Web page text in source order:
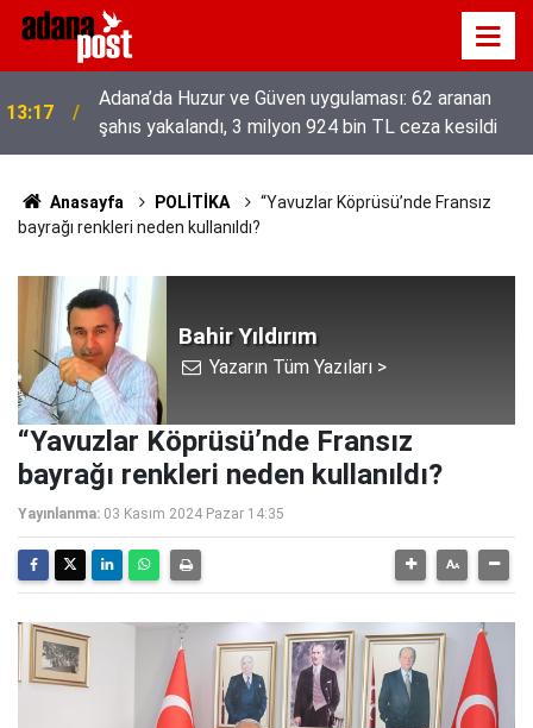
13:17
Adana’da Huzur ve Güven uygulaması: 62 aranan
şahıs yakalandı, 3 milyon 924 bin TL ceza kesildi
Anasayfa POLİTİKA
“Yavuzlar Köprüsü’nde Fransız
bayrağı renkleri neden kullanıldı?
Bahir Yıldırım
Yazarın Tüm Yazıları >
“Yavuzlar Köprüsü’nde Fransız
bayrağı renkleri neden kullanıldı?
Yayınlanma: 03 Kasım 2024 Pazar 14:35